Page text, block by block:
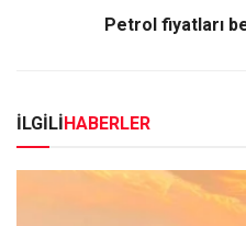
Petrol fiyatları
İLGİLİHABERLER